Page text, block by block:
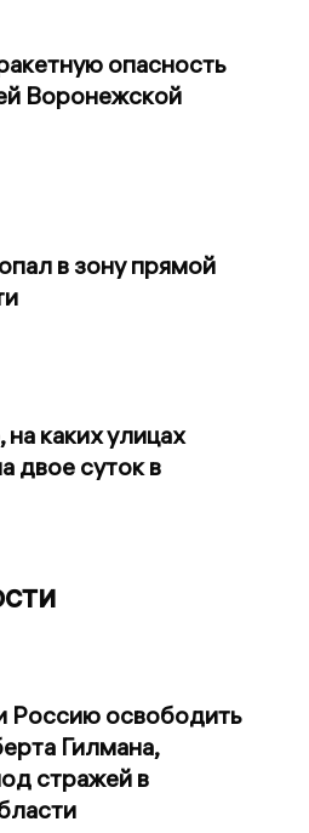
опасность
Воронежской
в зону прямой
каких улицах
двое суток в
освободить
Гилмана,
стражей в